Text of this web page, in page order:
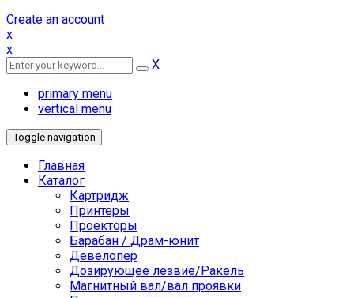
Create an account
x
x
X
primary menu
vertical menu
Toggle navigation
Главная
Каталог
Картридж
Принтеры
Проекторы
Барабан / Драм-юнит
Девелопер
Дозирующее лезвие/Ракель
Магнитный вал/вал проявки